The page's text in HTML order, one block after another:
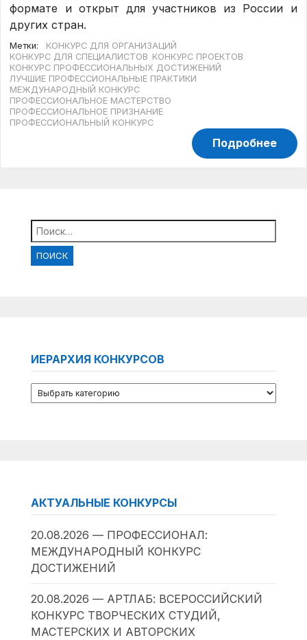
формате и открыт для участников из России и
других стран.
Метки:
КОНКУРС ДЛЯ ОРГАНИЗАЦИЙ
КОНКУРС ДЛЯ СПЕЦИАЛИСТОВ КОНКУРС ПРОЕКТОВ
КОНКУРС ПРОФЕССИОНАЛЬНЫХ ДОСТИЖЕНИЙ
ЛУЧШИЕ ПРОФЕССИОНАЛЬНЫЕ ПРАКТИКИ
МЕЖДУНАРОДНЫЙ КОНКУРС
ПРОФЕССИОНАЛЬНОЕ МАСТЕРСТВО
ПРОФЕССИОНАЛЬНОЕ ПРИЗНАНИЕ
ПРОФЕССИОНАЛЬНЫЙ КОНКУРС
Подробнее
Найти:
ИЕРАРХИЯ КОНКУРСОВ
АКТУАЛЬНЫЕ КОНКУРСЫ
20.08.2026 — ПРОФЕССИОНАЛ:
МЕЖДУНАРОДНЫЙ КОНКУРС
ДОСТИЖЕНИЙ
20.08.2026 — АРТЛАБ: ВСЕРОССИЙСКИЙ
КОНКУРС ТВОРЧЕСКИХ СТУДИЙ,
МАСТЕРСКИХ И АВТОРСКИХ